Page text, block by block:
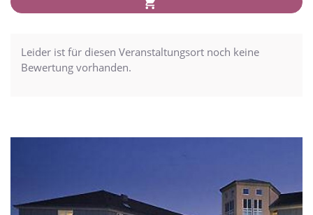
Leider ist für diesen Veranstaltungsort noch keine
Bewertung vorhanden.